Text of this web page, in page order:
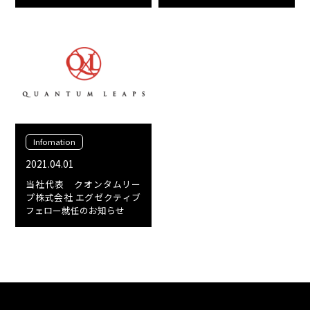
Infomation
2021.04.01
当社代表 クオンタムリー
プ株式会社 エグゼクティブ
フェロー就任のお知らせ